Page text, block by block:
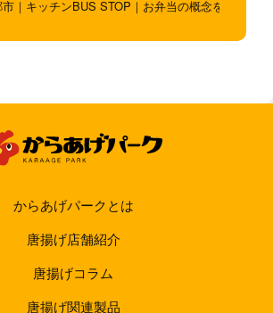
｜キッチンBUS STOP｜お弁当の概念を超越！
からあげパークとは
唐揚げ店舗紹介
唐揚げコラム
唐揚げ関連製品